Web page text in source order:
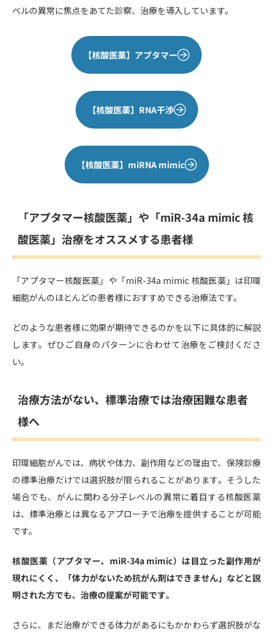
ベルの異常に焦点をあてた診察、治療を導入しています。
【核酸医薬】アプタマー
【核酸医薬】RNA干渉
【核酸医薬】miRNA mimic
「アプタマー核酸医薬」や「miR-34a mimic 核
酸医薬」治療をオススメする患者様
「アプタマー核酸医薬」や「miR-34a mimic 核酸医薬」は印環
細胞がんのほとんどの患者様におすすめできる治療法です。
どのような患者様に効果が期待できるのかを以下に具体的に解説
します。ぜひご自身のパターンに合わせて治療をご検討くださ
い。
治療方法がない、標準治療では治療困難な患者
様へ
印環細胞がんでは、病状や体力、副作用などの理由で、保険診療
の標準治療だけでは選択肢が限られることがあります。そうした
場合でも、がんに関わる分子レベルの異常に着目する核酸医薬
は、標準治療とは異なるアプローチで治療を提供することが可能
です。
核酸医薬（アプタマー、miR-34a mimic）は目立った副作用が
現れにくく、「体力がないため抗がん剤はできません」などと説
明された方でも、治療の提案が可能です。
さらに、まだ治療ができる体力があるにもかかわらず選択肢がな